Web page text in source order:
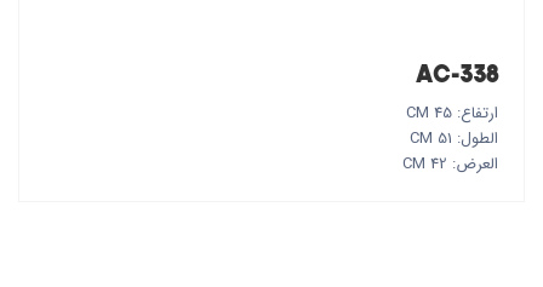
AC-338
ارتفاع: 45 CM
الطول: 51 CM
العرض: 42 CM